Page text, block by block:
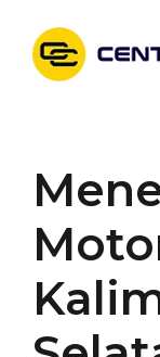
content